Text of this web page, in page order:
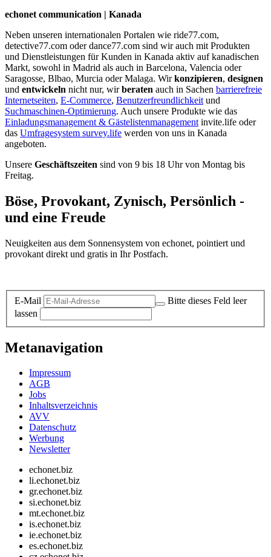
echonet communication | Kanada
Neben unseren internationalen Portalen wie ride77.com,
detective77.com oder dance77.com sind wir auch mit Produkten
und Dienstleistungen für Kunden in Kanada aktiv auf kanadischen
Markt, sowohl in Madrid als auch in Barcelona, Valencia oder
Saragosse, Blbao, Murcia oder Malaga. Wirkonzipieren, designen
und entwickeln nicht nur, wirberaten auch in Sachen barrierefreie
Internetseiten, E-Commerce, Benutzerfreundlichkeit und
Suchmaschinen-Optimierung. Auch unsere Produkte wie das
Einladungsmanagement & Gästelistenmanagement invite.life oder
das Umfragesystem survey.life werden von uns in Kanada
angeboten.
Unsere Geschäftszeiten sind von 9 bis 18 Uhr von Montag bis
Freitag.
Böse, Provokant, Zynisch, Persönlich -
und eine Freude
Neuigkeiten aus dem Sonnensystem von echonet, pointiert und
provokant direkt und gratis in Ihr Postfach.
E-Mail
Bitte dieses Feld leer
lassen
Metanavigation
Impressum
AGB
Jobs
Inhaltsverzeichnis
AVV
Datenschutz
Werbung
Newsletter
echonet.biz
li.echonet.biz
gr.echonet.biz
si.echonet.biz
mt.echonet.biz
is.echonet.biz
ie.echonet.biz
es.echonet.biz